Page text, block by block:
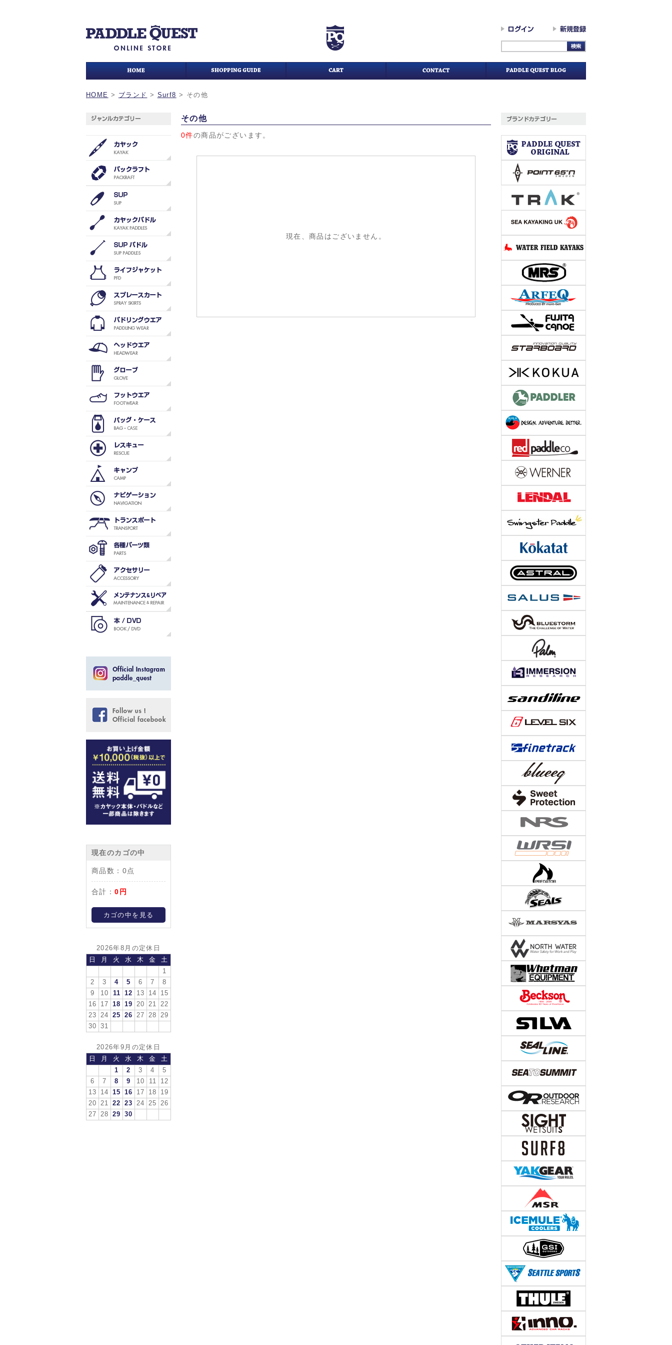
HOME > ブランド > Surf8 > その他
現在のカゴの中
商品数： 0点
合計：0円
カゴの中を見る
2026年8月の定休日
日
月 火 水 木 金
土
1
2
3 4 5 6 7
8
9
10 11 12 13 14
15
16
17 18 19 20 21
22
23
24 25 26 27 28
29
30
31
2026年9月の定休日
日
月 火 水 木 金
土
1
2 3 4
5
6
7 8 9 10 11
12
13
14 15 16 17 18
19
20
21 22 23 24 25
26
27
28 29 30
その他
0件の商品がございます。
現在、商品はございません。